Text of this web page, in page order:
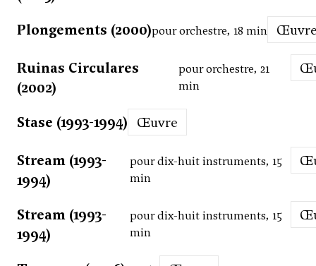
Plongements (2000)pour orchestre, 18 min
Ruinas Circulares
(2002)
pour orchestre, 21
min
Stase (1993-1994) Œuvre
Stream (1993-
1994)
pour dix-huit instruments, 15
min
Stream (1993-
1994)
pour dix-huit instruments, 15
min